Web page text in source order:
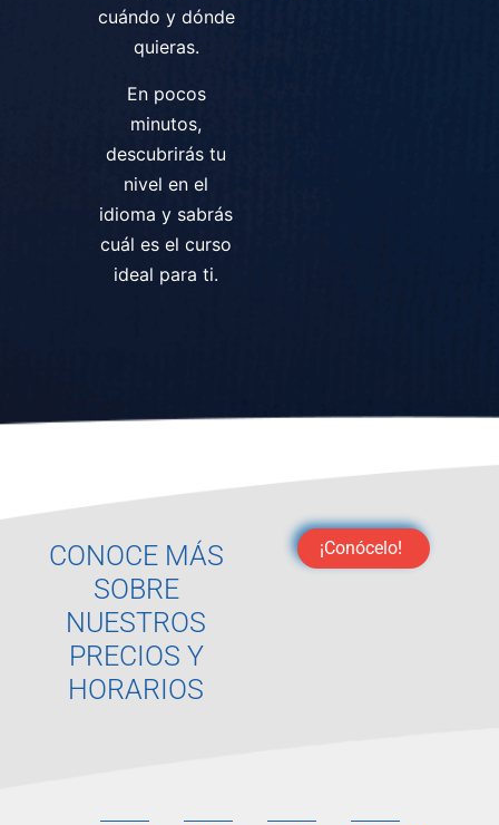
cuándo y dónde
quieras.
En pocos
minutos,
descubrirás tu
nivel en el
idioma y sabrás
cuál es el curso
ideal para ti.
CONOCE MÁS
SOBRE
NUESTROS
PRECIOS Y
HORARIOS
¡Conócelo!